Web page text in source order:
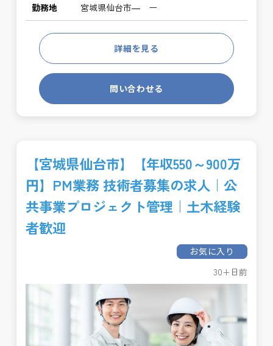
勤務地 宮城県仙台市― ー
詳細を見る
問い合わせる
【宮城県仙台市】【年収550～900万
円】PM業務 技術者募集の求人｜公
共事業プロジェクト管理｜土木経験
者歓迎
お気に入り
30+日前